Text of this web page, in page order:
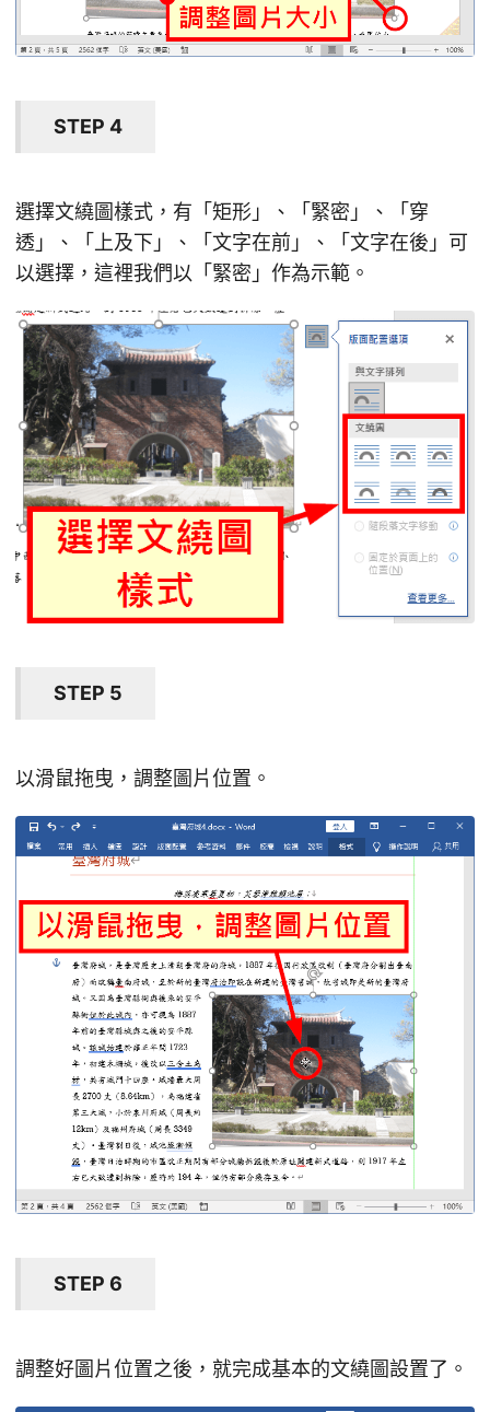
STEP 4
選擇文繞圖樣式，有「矩形」、「緊密」、「穿
透」、「上及下」、「文字在前」、「文字在後」可
以選擇，這裡我們以「緊密」作為示範。
STEP 5
以滑鼠拖曳，調整圖片位置。
STEP 6
調整好圖片位置之後，就完成基本的文繞圖設置了。